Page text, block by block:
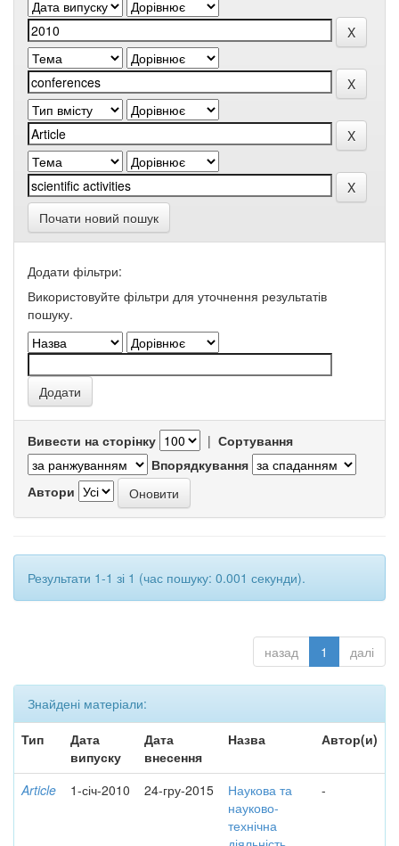
Почати новий пошук
Додати фільтри:
Використовуйте фільтри для уточнення результатів
пошуку.
Вивести на сторінку | Сортування
Впорядкування
Автори
Результати 1-1 зі 1 (час пошуку: 0.001 секунди).
назад 1 далі
Знайдені матеріали:
Тип
Дата
випуску
Дата
внесення
Назва Автор(и)
Article 1-січ-2010 24-гру-2015
Наукова та
науково-
технічна
-